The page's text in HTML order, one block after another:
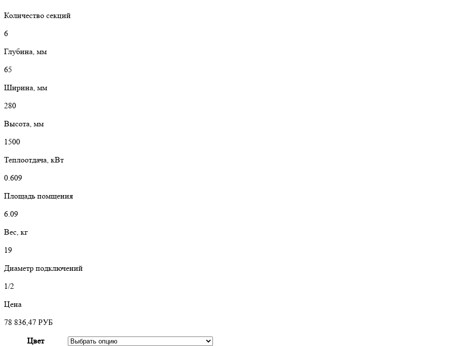
Количество секций
6
Глубина, мм
65
Ширина, мм
280
Высота, мм
1500
Теплоотдача, кВт
0.609
Площадь помщения
6.09
Вес, кг
19
Диаметр подключений
1/2
Цена
78 836,47 РУБ
Цвет